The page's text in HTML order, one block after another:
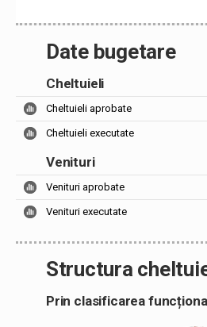
Date bugetare
Cheltuieli
Cheltuieli aprobate
Cheltuieli executate
Venituri
Venituri aprobate
Venituri executate
Structura
Prin clasificarea